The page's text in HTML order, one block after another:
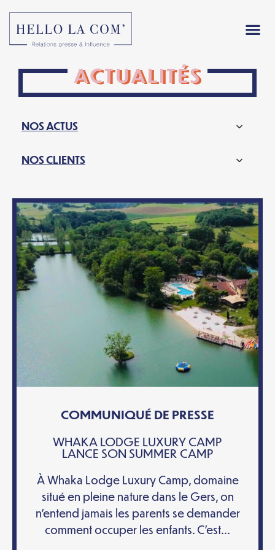
ACTUALITÉS
COMMUNIQUÉ DE PRESSE
WHAKA LODGE LUXURY CAMP
LANCE SON SUMMER CAMP
À Whaka Lodge Luxury Camp, domaine
situé en pleine nature dans le Gers, on
n’entend jamais les parents se demander
comment occuper les enfants. C’est...